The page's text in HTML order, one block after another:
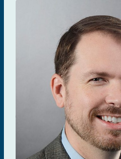
Jason Brophy